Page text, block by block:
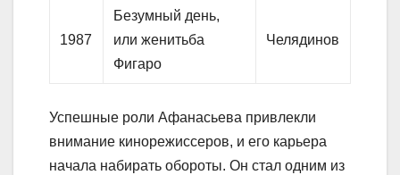
1987
Безумный день,
или женитьба
Фигаро
Челядинов
Успешные роли Афанасьева привлекли
внимание кинорежиссеров, и его карьера
начала набирать обороты. Он стал одним из